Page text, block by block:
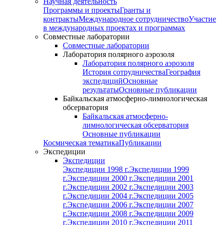
Программы и проектыГранты и
контрактыМеждународное сотрудничествоУчастие
в международных проектах и программах
Совместные лаборатории
Совместные лаборатории
Лаборатория полярного аэрозоля
Лаборатория полярного аэрозоля
История сотрудничестваГеография
экспедицийОсновные
результатыОсновные публикации
Байкальская атмосферно-лимнологическая
обсерватория
Байкальская атмосферно-
лимнологическая обсерватория
Основные публикации
Космическая тематикаПубликации
Экспедиции
Экспедиции
Экспедиции 1998 г.Экспедиции 1999
г.Экспедиции 2000 г.Экспедиции 2001
г.Экспедиции 2002 г.Экспедиции 2003
г.Экспедиции 2004 г.Экспедиции 2005
г.Экспедиции 2006 г.Экспедиции 2007
г.Экспедиции 2008 г.Экспедиции 2009
г.Экспедиции 2010 г.Экспедиции 2011